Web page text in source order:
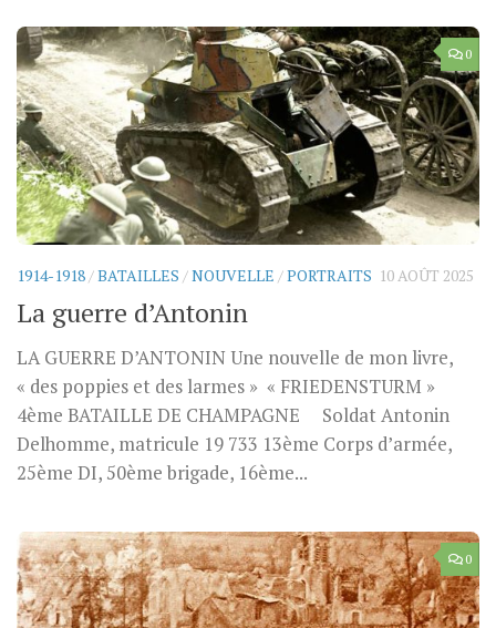
0
1914-1918/BATAILLES /NOUVELLE /PORTRAITS 10 AOÛT 2025
La guerre d’Antonin
LA GUERRE D’ANTONIN Une nouvelle de mon livre,
« des poppies et des larmes » « FRIEDENSTURM »
4ème BATAILLE DE CHAMPAGNE Soldat Antonin
Delhomme, matricule 19 733 13ème Corps d’armée,
25ème DI, 50ème brigade, 16ème...
0